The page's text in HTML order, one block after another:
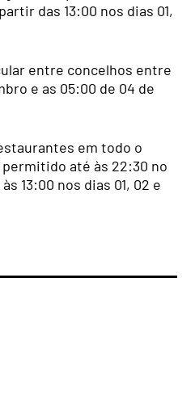
das 13:00 nos dias 01,
entre concelhos entre
e as 05:00 de 04 de
em todo o
até às 22:30 no
13:00 nos dias 01, 02 e